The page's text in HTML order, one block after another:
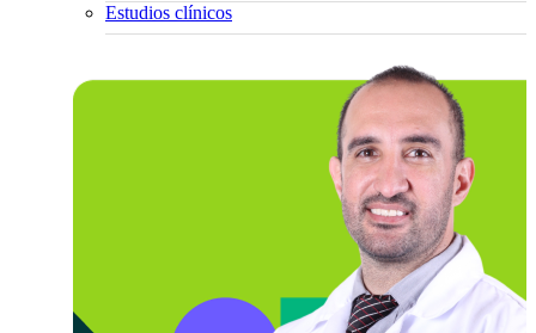
Estudios clínicos